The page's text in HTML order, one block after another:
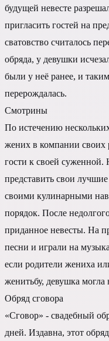
будущей невесте
пригласить гостей на
сватовство считалось
обряда, у девушки
были у неё ранее, и
перерождалась.
Смотрины
По истечению
жених в компании своих
гости к своей суженной.
представить свои
своими кулинарными
порядок. После
приданное невесты. На
песни и играли на
если родители жениха
женитьбу, девушка
Обряд сговора
«Сговор» - свадебный
дней. Издавна, этот